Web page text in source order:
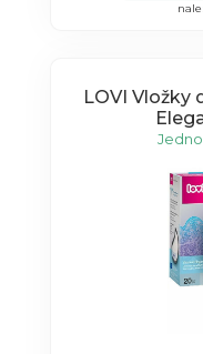
LOVI Vložky